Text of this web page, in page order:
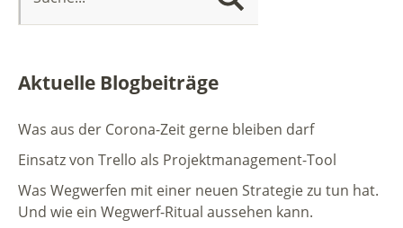
Aktuelle Blogbeiträge
Was aus der Corona-Zeit gerne bleiben darf
Einsatz von Trello als Projektmanagement-Tool
Was Wegwerfen mit einer neuen Strategie zu tun hat.
Und wie ein Wegwerf-Ritual aussehen kann.